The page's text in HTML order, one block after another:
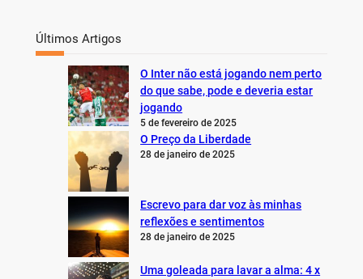
Últimos Artigos
O Inter não está jogando nem perto
do que sabe, pode e deveria estar
jogando
5 de fevereiro de 2025
O Preço da Liberdade
28 de janeiro de 2025
Escrevo para dar voz às minhas
reflexões e sentimentos
28 de janeiro de 2025
Uma goleada para lavar a alma: 4 x